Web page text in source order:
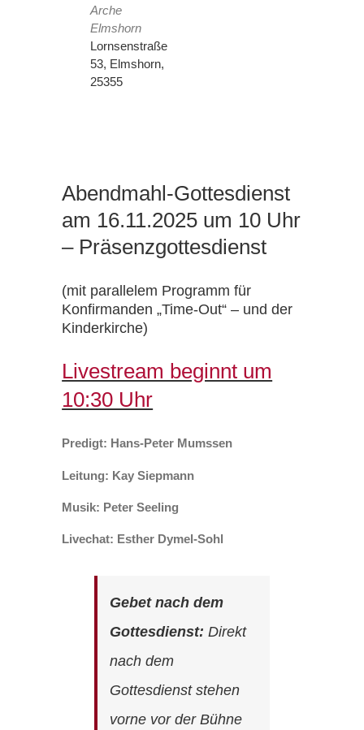
Arche
Elmshorn
Lornsenstraße
53, Elmshorn,
25355
Abendmahl-Gottesdienst
am 16.11.2025 um 10 Uhr
– Präsenzgottesdienst
(mit parallelem Programm für
Konfirmanden „Time-Out“ – und der
Kinderkirche)
Livestream beginnt um
10:30 Uhr
Predigt: Hans-Peter Mumssen
Leitung: Kay Siepmann
Musik: Peter Seeling
Livechat: Esther Dymel-Sohl
Gebet nach dem
Gottesdienst: Direkt
nach dem
Gottesdienst stehen
vorne vor der Bühne